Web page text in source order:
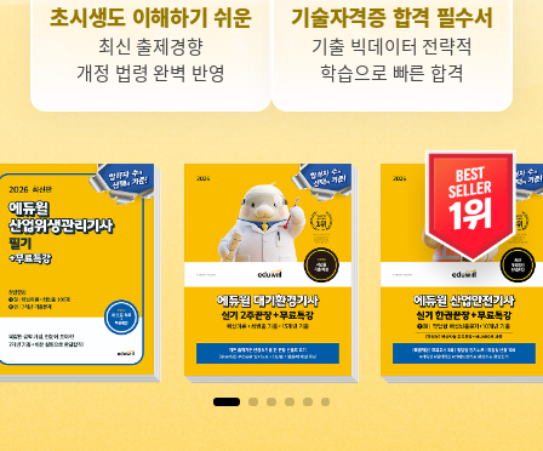
초시생도 이해하기 쉬운
최신 출제경향
개정 법령 완벽 반영
기술자격증 합격 필수서
기출 빅데이터 전략적
학습으로 빠른 합격